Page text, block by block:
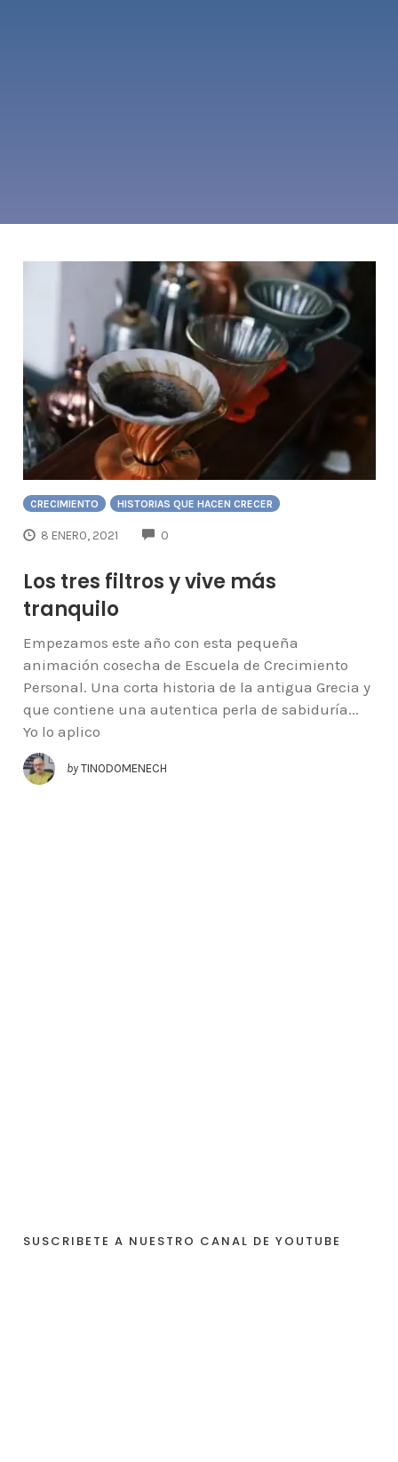
CRECIMIENTO HISTORIAS QUE HACEN CRECER
8 ENERO, 2021 0
Los tres filtros y vive más
tranquilo
Empezamos este año con esta pequeña
animación cosecha de Escuela de Crecimiento
Personal. Una corta historia de la antigua Grecia y
que contiene una autentica perla de sabiduría...
Yo lo aplico
by TINODOMENECH
SUSCRIBETE A NUESTRO CANAL DE YOUTUBE